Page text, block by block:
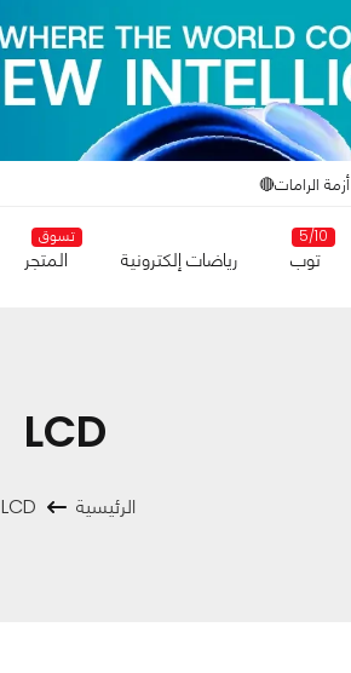
أزمة الرامات🔴
5/10
توب رياضات إلكترونية
تسوق
المتجر
LCD
الرئيسية LCD